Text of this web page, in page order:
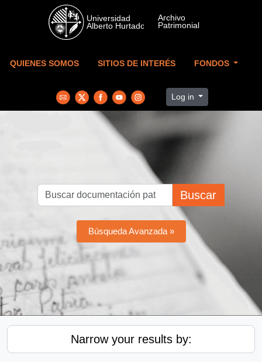
Skip to main content
QUIENES SOMOS SITIOS DE INTERÉS FONDOS
Log in
Buscar
Búsqueda Avanzada »
Narrow your results by: